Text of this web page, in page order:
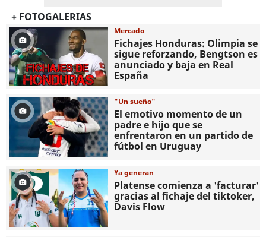
+ FOTOGALERIAS
Mercado
Fichajes Honduras: Olimpia se
sigue reforzando, Bengtson es
anunciado y baja en Real
España
"Un sueño"
El emotivo momento de un
padre e hijo que se
enfrentaron en un partido de
fútbol en Uruguay
Ya generan
Platense comienza a 'facturar'
gracias al fichaje del tiktoker,
Davis Flow